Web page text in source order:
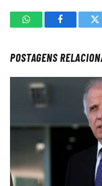
WhatsAppFacebook
POSTAGENS